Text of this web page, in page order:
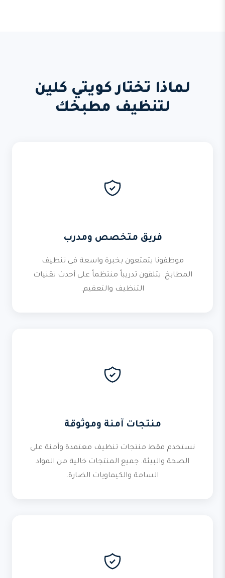
لماذا تختار كويتي كلين
لتنظيف مطبخك
فريق متخصص ومدرب
موظفونا يتمتعون بخبرة واسعة في تنظيف
المطابخ. يتلقون تدريباً منتظماً على أحدث تقنيات
التنظيف والتعقيم.
منتجات آمنة وموثوقة
نستخدم فقط منتجات تنظيف معتمدة وآمنة على
الصحة والبيئة. جميع المنتجات خالية من المواد
السامة والكيماويات الضارة.